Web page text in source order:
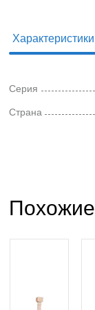
Характеристики
Серия
Страна